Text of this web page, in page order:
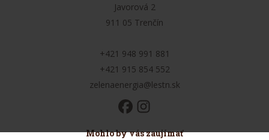
Javorová 2
911 05 Trenčín
+421 948 991 881
+421 915 854 552
zelenaenergia@lestn.sk
Mohlo by vás zaujímať